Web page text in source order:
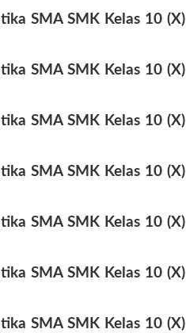
SMA SMK Kelas 10 (X)
SMA SMK Kelas 10 (X)
SMA SMK Kelas 10 (X)
SMA SMK Kelas 10 (X)
SMA SMK Kelas 10 (X)
SMA SMK Kelas 10 (X)
SMA SMK Kelas 10 (X)